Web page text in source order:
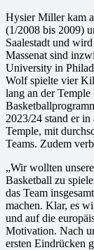
Hysier Miller kam
(1/2008 bis 2009)
Saalestadt und
Massenat sind
University in
Wolf spielte vier
lang an der
2023/24 stand er
Temple, mit
Teams. Zudem
„Wir wollten
Basketball zu
das Team
machen. Klar, es
und auf die
Motivation. Nach
ersten Eindrücken